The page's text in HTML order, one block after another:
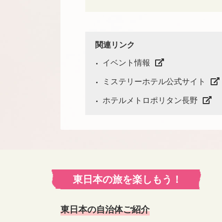
関連リンク
イベント情報
ミステリーホテル公式サイト
ホテルメトロポリタン長野
東日本の旅を楽しもう！
東日本の自治体ご紹介